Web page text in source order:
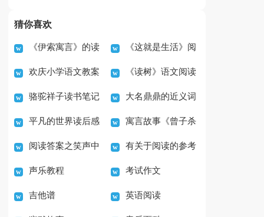
猜你喜欢
《伊索寓言》的读
后心得
《这就是生活》阅
读答案精选
欢庆小学语文教案 《读树》语文阅读
及答案
骆驼祥子读书笔记
400字（通用44篇）
大名鼎鼎的近义词
是什么
平凡的世界读后感
范文4篇
寓言故事《曾子杀
猪》读后感
阅读答案之笑声中
的雅俗之辨
有关于阅读的参考
答案
声乐教程 考试作文
吉他谱 英语阅读